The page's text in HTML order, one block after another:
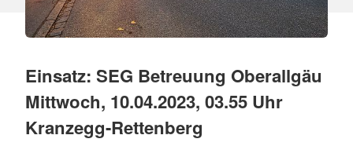
Einsatz: SEG Betreuung Oberallgäu
Mittwoch, 10.04.2023, 03.55 Uhr
Kranzegg-Rettenberg